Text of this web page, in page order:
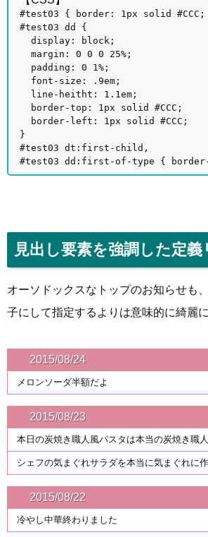
#test03 { border: 1px solid
#test03 dd {
display: block;
margin: 0 0 0 25%;
padding: 0 1%;
font-size: .9em;
line-heitht: 1.1em;
border-top: 1px solid #CCC;
border-left: 1px solid #CCC;
}
#test03 dt:first-child,
#test03 dd:first-of-type {
見出し要素を強調した定義
オーソドックスなトップのお知らせも
子にして指定するよりは意味的に綺麗
2015/08/24
メロンソーダ半額だよ
2015/08/23
本日の炭焼き職人風パスタは本当の炭焼き職
シェフの気まぐれサラダを本当に気まぐれに
2015/08/22
冷やし中華終わりました